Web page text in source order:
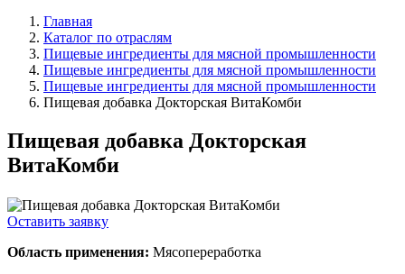
Главная
Каталог по отраслям
Пищевые ингредиенты для мясной промышленности
Пищевые ингредиенты для мясной промышленности
Пищевые ингредиенты для мясной промышленности
Пищевая добавка Докторская ВитаКомби
Пищевая добавка Докторская
ВитаКомби
Оставить заявку
Область применения: Мясопереработка